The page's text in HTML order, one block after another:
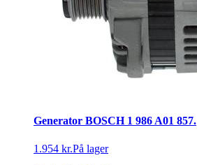
Generator BOSCH 1 986 A01 857.
1.954 kr.På lager